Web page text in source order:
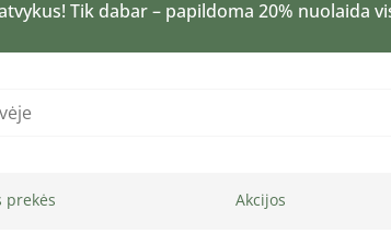
Tik dabar – papildoma 20% nuolaida
prekės Akcijos